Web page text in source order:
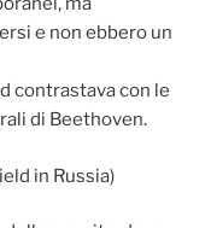
e non ebbero un
contrastava con le
di Beethoven.
in Russia)